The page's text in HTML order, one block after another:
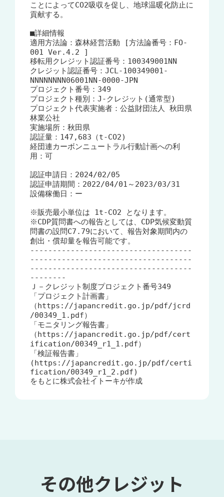
ことによってCO2吸収を促し、地球温暖化防止に
貢献する。
■詳細情報
適用方法論：森林経営活動 [方法論番号：FO-
001 Ver.4.2 ]
移転用クレジット認証番号：100349001NN
クレジット認証番号：JCL-100349001-
NNNNNNNN06001NN-0000-JPN
プロジェクト番号：349
プロジェクト種別：J-クレジット(通常型)
プロジェクト代表実施者：公益財団法人 秋田県
林業公社
実施場所：秋田県
認証量：147,683（t-CO2)
経団連カーボンニュートラル行動計画への利
用：可
認証申請日：2024/02/05
認証申請期間：2022/04/01～2023/03/31
設備稼働日：ー
※販売最小単位は 1t-CO2 となります。
※CDP質問書への報告としては、CDP気候変動質
問書の設問C7.79において、報告対象期間内の
創出・償却量を報告可能です。
------------------------------------
------------------------------------
------------------------------------
--------
Ｊ－クレジット制度プロジェクト番号349
「プロジェクト計画書」
（https://japancredit.go.jp/pdf/jcrd
/00349_1.pdf）
「モニタリング報告書」
（https://japancredit.go.jp/pdf/cert
ification/00349_r1_1.pdf）
「検証報告書」
(https://japancredit.go.jp/pdf/certi
fication/00349_r1_2.pdf)
をもとに株式会社イトーキが作成
その他クレジット